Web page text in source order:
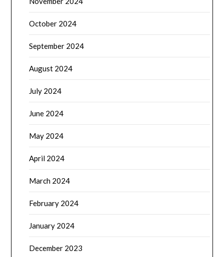
October 2024
September 2024
August 2024
July 2024
June 2024
May 2024
April 2024
March 2024
February 2024
January 2024
December 2023